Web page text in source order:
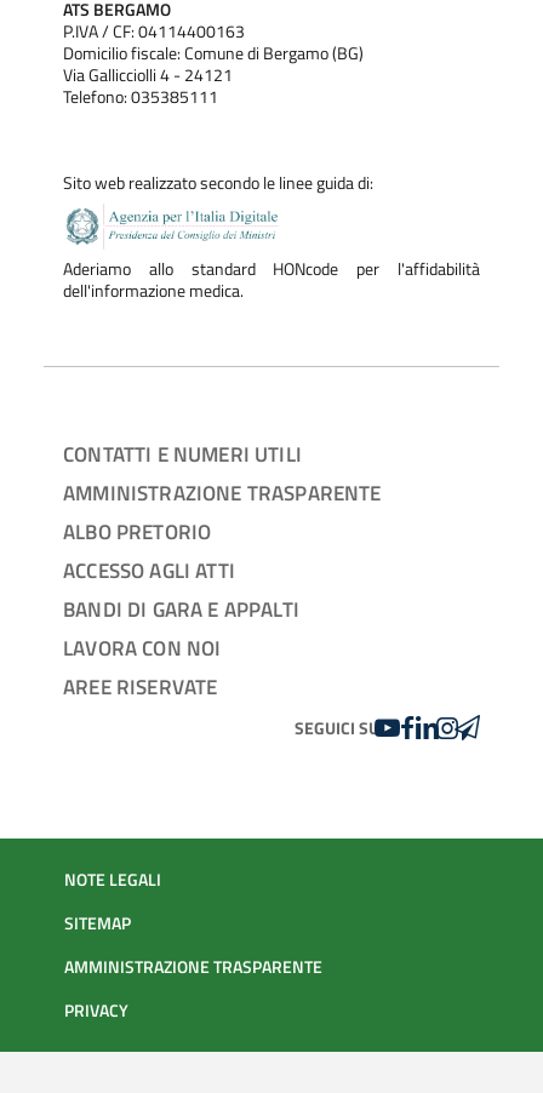
ATS BERGAMO
P.IVA / CF: 04114400163
Domicilio fiscale: Comune di Bergamo (BG)
Via Gallicciolli 4 - 24121
Telefono: 035385111
Sito web realizzato secondo le linee guida di:
Aderiamo allo standard HONcode per l'affidabilità
dell'informazione medica.
CONTATTI E NUMERI UTILI
AMMINISTRAZIONE TRASPARENTE
ALBO PRETORIO
ACCESSO AGLI ATTI
BANDI DI GARA E APPALTI
LAVORA CON NOI
AREE RISERVATE
SEGUICI SUYOUTUBE
FACEBOOK
LINKEDIN
INSTAGRAM
NOTE LEGALI
SITEMAP
AMMINISTRAZIONE TRASPARENTE
PRIVACY